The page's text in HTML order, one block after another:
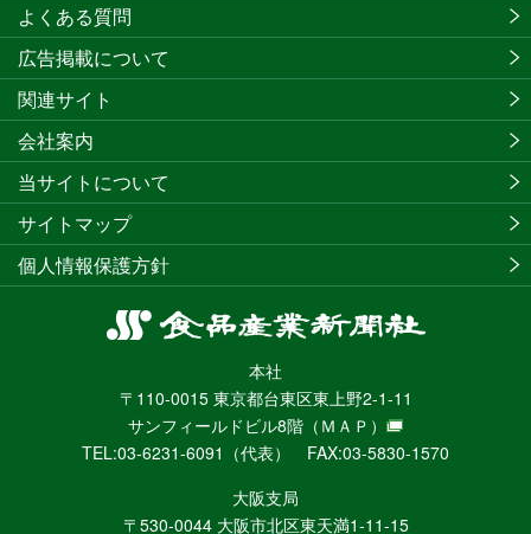
食
産
業
新
聞
社
ニ
本社
〒110-0015 東京都台東区東上野2-1-11
サンフィールドビル8階 （ＭＡＰ）
TEL:03-6231-6091（代表） FAX:03-5830-1570
大阪支局
〒530-0044 大阪市北区東天満1-11-15
よくある質問
広告掲載について
関連サイト
会社案内
当サイトについて
サイトマップ
個人情報保護方針